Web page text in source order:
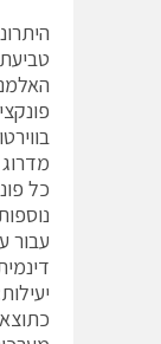
כל
עבור